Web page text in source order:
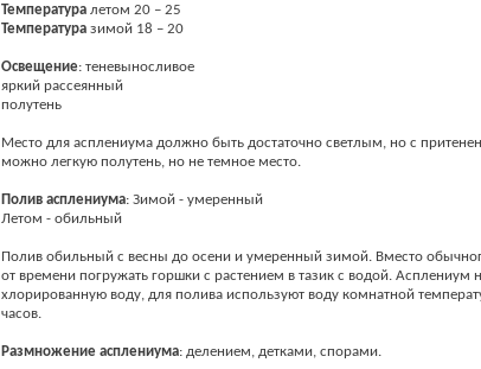
Температуралетом 20 – 25
Температуразимой 18 – 20
Освещение: теневыносливое
яркий рассеянный
полутень
Место для асплениума должно быть достаточно светлым, но с
можно легкую полутень, но не темное место.
Полив асплениума: Зимой - умеренный
Летом - обильный
Полив обильный с весны до осени и умеренный зимой. Вместо
от времени погружать горшки с растением в тазик с водой. Асплениум
хлорированную воду, для полива используют воду комнатной
часов.
Размножениеасплениума: делением, детками, спорами.